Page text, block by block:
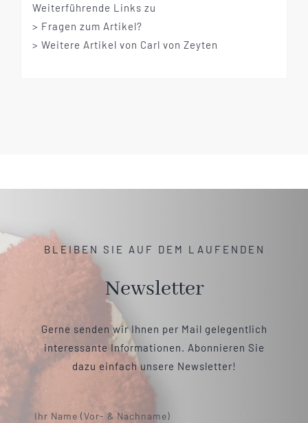
Weiterführende Links zu
> Fragen zum Artikel?
> Weitere Artikel von Carl von Zeyten
BLEIBEN SIE AUF DEM LAUFENDEN
Newsletter
Gerne senden wir Ihnen per Mail gelegentlich
interessante Informationen. Abonnieren Sie
dazu einfach unsere Newsletter!
Ihr Name (Vor- & Nachname)